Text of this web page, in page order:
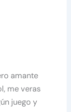
amante
me veras
juego y